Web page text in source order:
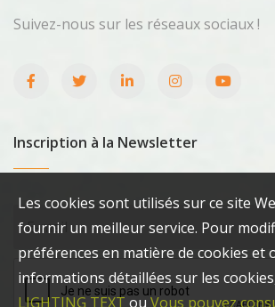
Suivez-nous sur les réseaux sociaux !
Inscription à la Newsletter
Les cookies sont utilisés sur ce site
fournir un meilleur service. Pour
préférences en matière de cookies et
informations détaillées sur les
LIGHTING TEXT ou Vous pouvez